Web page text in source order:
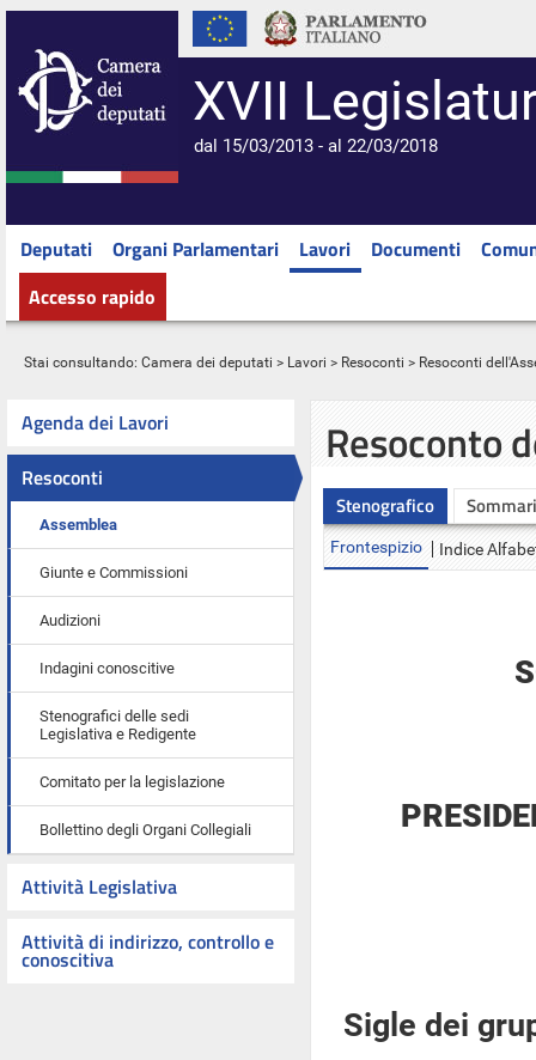
XVII
dal 15/03/2013 - al 22/03/2018
Deputati Organi Parlamentari Lavori Documenti
Accesso rapido
Stai consultando: Camera dei deputati > Lavori > Resoconti > Resoconti
Agenda dei Lavori
Resoconti
Assemblea
Giunte e Commissioni
Audizioni
Indagini conoscitive
Stenografici delle sedi
Legislativa e Redigente
Comitato per la legislazione
Bollettino degli Organi Collegiali
Attività Legislativa
Attività di indirizzo, controllo e
conoscitiva
Resoconto
Stenografico
Frontespizio Indice
Sigle dei